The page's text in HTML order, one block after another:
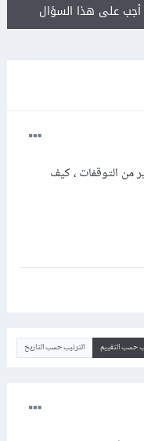
أجب على هذا السؤال
من التوقفات ، كيف
حسب التقييم الترتيب حسب التاريخ